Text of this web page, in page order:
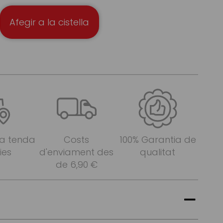
Afegir a la cistella
tenda
Costs
d'enviament des
de 6,90 €
100% Garantia de
qualitat